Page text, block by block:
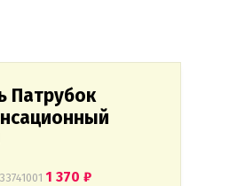
Патрубок
1 370 ₽